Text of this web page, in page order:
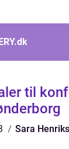
dk
til
Sara